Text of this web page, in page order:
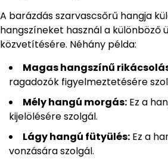
A barázdás szarvascsőrű hangja
hangszíneket használ a különböző
közvetítésére. Néhány példa:
Magas hangszínű
ragadozók figyelmeztetésére
Mély hangú morgás: Ez a
kijelölésére szolgál.
Lágy hangú fütyülés: Ez a
vonzására szolgál.